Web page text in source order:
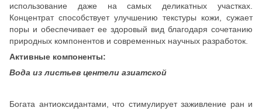
использование даже на самых деликатных участках.
Концентрат способствует улучшению текстуры кожи, сужает
поры и обеспечивает ее здоровый вид благодаря сочетанию
природных компонентов и современных научных разработок.
Активные компоненты:
Вода из листьев центели азиатской
Богата антиоксидантами, что стимулирует заживление ран и